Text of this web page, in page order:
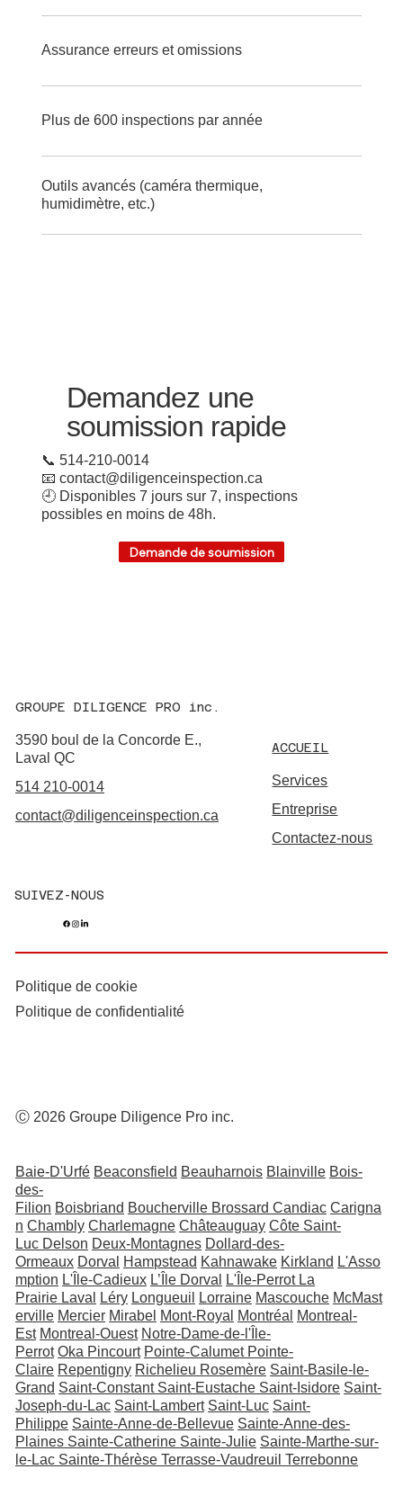
Demandez une
soumission rapide
📞 514-210-0014
📧 contact@diligenceinspection.ca
🕘 Disponibles 7 jours sur 7, inspections
possibles en moins de 48h.
Demande de soumission
Assurance erreurs et omissions
Plus de 600 inspections par année
Outils avancés (caméra thermique,
humidimètre, etc.)
GROUPE DILIGENCE PRO inc.
3590 boul de la Concorde E.,
Laval QC
514 210-0014
contact@diligenceinspection.ca
ACCUEIL
Services
Entreprise
Contactez-nous
SUIVEZ-NOUS
Baie-D'Urfé Beaconsfield Beauharnois Blainville Bois-
des-
Filion Boisbriand Boucherville BrossardCandiac Carigna
n Chambly Charlemagne Châteauguay Côte Saint-
Luc Delson Deux-Montagnes Dollard-des-
Ormeaux Dorval Hampstead Kahnawake Kirkland L'Asso
mption L'Île-Cadieux L’Île Dorval L'Île-Perrot La
Prairie Laval Léry Longueuil Lorraine Mascouche McMast
erville Mercier Mirabel Mont-Royal Montréal
Montreal-
Est Montreal-Ouest Notre-Dame-de-l'Île-
Perrot Oka Pincourt Pointe-CalumetPointe-
Claire Repentigny Richelieu Rosemère Saint-Basile-le-
Grand Saint-ConstantSaint-Eustache Saint-Isidore Saint-
Joseph-du-Lac Saint-Lambert Saint-Luc Saint-
Philippe Sainte-Anne-de-Bellevue Sainte-Anne-des-
Plaines Sainte-Catherine Sainte-Julie Sainte-Marthe-sur-
le-Lac Sainte-ThérèseTerrasse-VaudreuilTerrebonne
Politique de cookie
Politique de confidentialité
Ⓒ 2026 Groupe Diligence Pro inc.